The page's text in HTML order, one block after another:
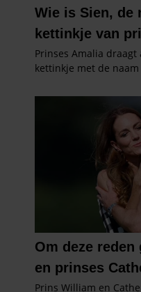
informatie over uw
partners voor social
partners kunnen deze
informatie die u aan ze
verzameld op basis van